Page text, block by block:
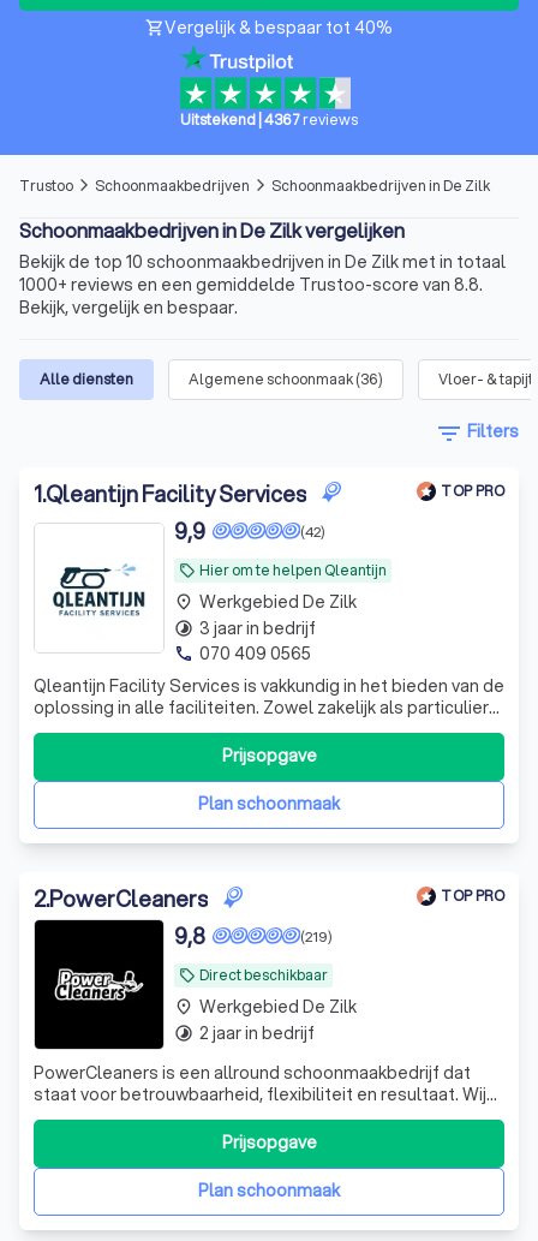
shopping_cartVergelijk & bespaar tot 40%
Uitstekend 4367reviews
Trustoo arrow_forward_ios Schoonmaakbedrijven arrow_forward_ios Schoonmaakbedrijven in De Zilk
Schoonmaakbedrijven in De Zilk vergelijken
Bekijk de top 10 schoonmaakbedrijven in De Zilk met in totaal
1000+ reviews en een gemiddelde Trustoo-score van 8.8.
Bekijk, vergelijk en bespaar.
Alle diensten Algemene schoonmaak(36) Vloer- &
filter_list Filters
1.Qleantijn Facility Services TOP PRO
local_offer Hier om te helpen Qleantijn
(42)
9,9
Qleantijn Facility Services is vakkundig in het bieden van de
oplossing in alle faciliteiten. Zowel zakelijk als particulier
inzetbaar. Neemt u vrijblijvend contact op het team staat
Plan schoonmaak
Prijsopgave
place Werkgebied De Zilk
timelapse 3 jaar in bedrijf
phone 070 409 0565
2.PowerCleaners TOP PRO
local_offer Direct beschikbaar
(219)
9,8
PowerCleaners is een allround schoonmaakbedrijf dat
staat voor betrouwbaarheid, flexibiliteit en resultaat. Wij
helpen bedrijven en particulieren met alles van
schoonmaak tot specialistische klussen.
Plan schoonmaak
Prijsopgave
place Werkgebied De Zilk
timelapse 2 jaar in bedrijf